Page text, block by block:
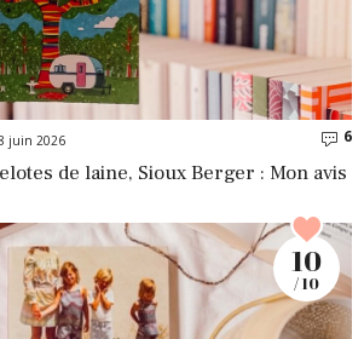
juin 2026 6
de laine, Sioux Berger : Mon avis
10
/ 10